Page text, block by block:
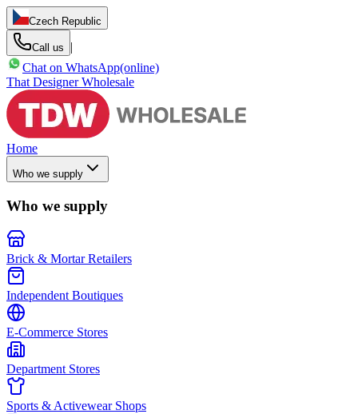
Czech Republic
Call us
|
Chat on WhatsApp(online)
That Designer Wholesale
Home
Who we supply
Who we supply
Brick & Mortar Retailers
Independent Boutiques
E-Commerce Stores
Department Stores
Sports & Activewear Shops